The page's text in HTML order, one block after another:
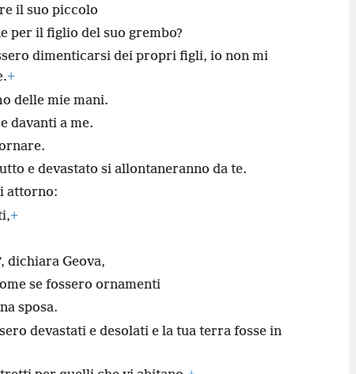
il suo piccolo
per il figlio del suo grembo?
dimenticarsi dei propri figli, io non mi
+
delle mie mani.
davanti a me.
e devastato si allontaneranno da te.
attorno:
+
dichiara Geova,
se fossero ornamenti
sposa.
devastati e desolati e la tua terra fosse in